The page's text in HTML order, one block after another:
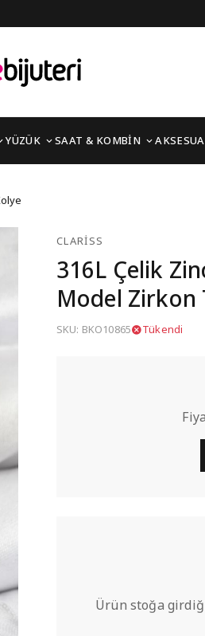
YÜZÜK SAAT & KOMBİN
Model
CLARISS
316L Çelik
Model Zirkon
SKU: BKO10865 Tükendi
Ürün stoğa